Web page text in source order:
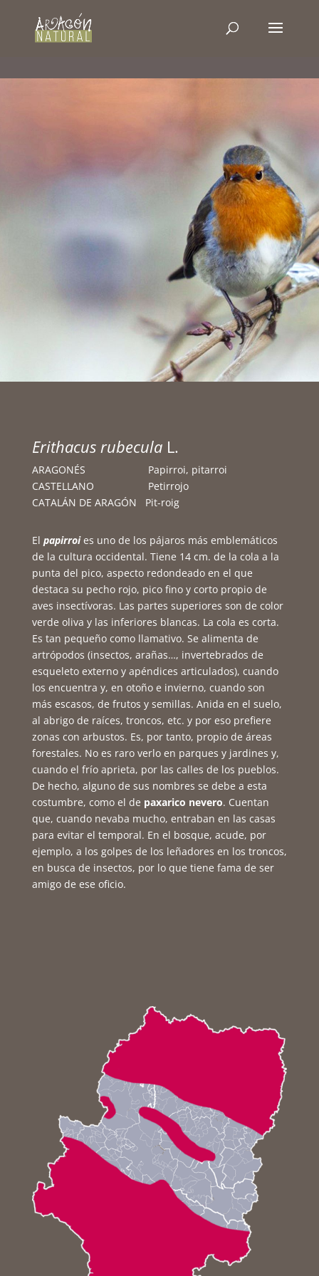
Erithacus rubecula L.
ARAGONÉS Papirroi, pitarroi
CASTELLANO Petirrojo
CATALÁN DE ARAGÓN Pit-roig
El papirroies uno de los pájaros más emblemáticos
de la cultura occidental. Tiene 14 cm. de la cola a la
punta del pico, aspecto redondeado en el que
destaca su pecho rojo, pico fino y corto propio de
aves insectívoras. Las partes superiores son de color
verde oliva y las inferiores blancas. La cola es corta.
Es tan pequeño como llamativo. Se alimenta de
artrópodos (insectos, arañas…, invertebrados de
esqueleto externo y apéndices articulados), cuando
los encuentra y, en otoño e invierno, cuando son
más escasos, de frutos y semillas. Anida en el suelo,
al abrigo de raíces, troncos, etc. y por eso prefiere
zonas con arbustos. Es, por tanto, propio de áreas
forestales. No es raro verlo en parques y jardines y,
cuando el frío aprieta, por las calles de los pueblos.
De hecho, alguno de sus nombres se debe a esta
costumbre, como el de paxarico nevero. Cuentan
que, cuando nevaba mucho, entraban en las casas
para evitar el temporal. En el bosque, acude, por
ejemplo, a los golpes de los leñadores en los troncos,
en busca de insectos, por lo que tiene fama de ser
amigo de ese oficio.